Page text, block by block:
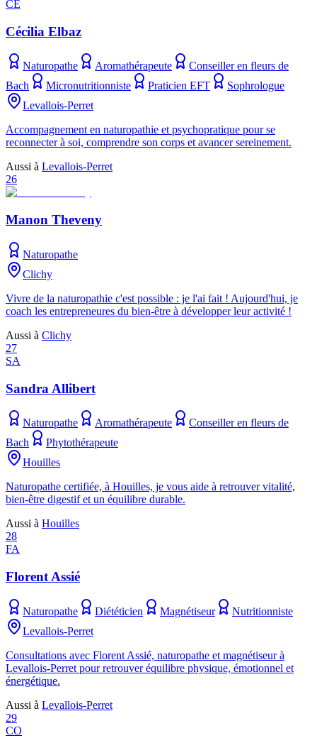
CE
Cécilia Elbaz
Naturopathe Aromathérapeute
Conseiller en fleurs de
Bach
Micronutritionniste Praticien EFT
Sophrologue
Levallois-Perret
Accompagnement en naturopathie et psychopratique pour se
reconnecter à soi, comprendre son corps et avancer sereinement.
Aussi à Levallois-Perret
26
Manon Theveny
Naturopathe
Clichy
Vivre de la naturopathie c'est possible : je l'ai fait ! Aujourd'hui, je
coach les entrepreneures du bien-être à développer leur activité !
Aussi à Clichy
27
SA
Sandra Allibert
Naturopathe Aromathérapeute
Conseiller en fleurs de
Bach
Phytothérapeute
Houilles
Naturopathe certifiée, à Houilles, je vous aide à retrouver vitalité,
bien-être digestif et un équilibre durable.
Aussi à Houilles
28
FA
Florent Assié
Naturopathe Diététicien Magnétiseur
Nutritionniste
Levallois-Perret
Consultations avec Florent Assié, naturopathe et magnétiseur à
Levallois-Perret pour retrouver équilibre physique, émotionnel et
énergétique.
Aussi à Levallois-Perret
29
CO